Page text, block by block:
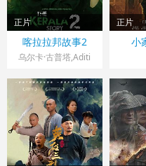
正片
印度> 战争片
2026 导演：
Singh
喀拉拉邦故事2
乌尔卡·古普塔,Aditi
Ojha,阿尔卡·阿明
正片
俄罗
2026
小